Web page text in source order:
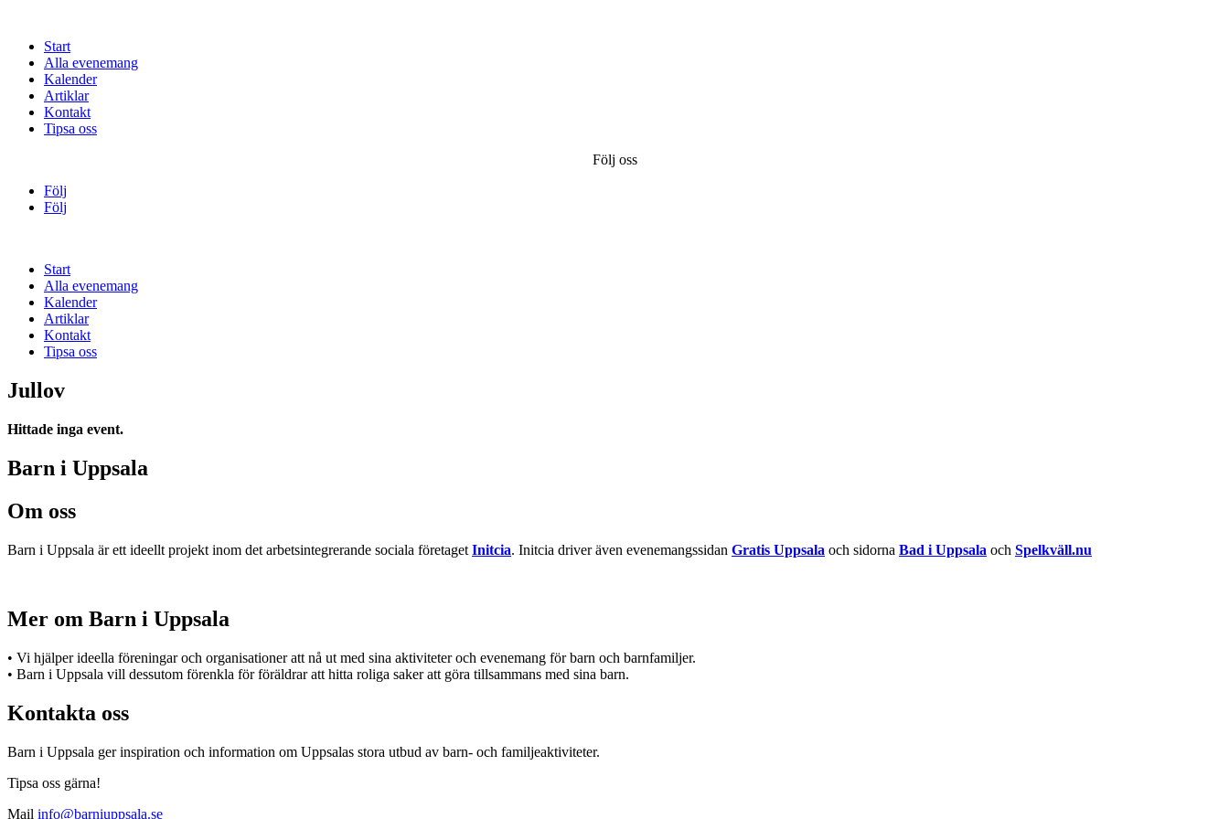
Start
Alla evenemang
Kalender
Artiklar
Kontakt
Tipsa oss
Följ oss
Följ
Följ
Start
Alla evenemang
Kalender
Artiklar
Kontakt
Tipsa oss
Jullov
Hittade inga event.
Barn i Uppsala
Om oss
Barn i Uppsala är ett ideellt projekt inom det arbetsintegrerande sociala företaget Initcia. Initcia driver även evenemangssidan Gratis Uppsala och sidorna Bad i Uppsala och Spelkväll.nu
Mer om Barn i Uppsala
• Vi hjälper ideella föreningar och organisationer att nå ut med sina aktiviteter och evenemang för barn och barnfamiljer.
• Barn i Uppsala vill dessutom förenkla för föräldrar att hitta roliga saker att göra tillsammans med sina barn.
Kontakta oss
Barn i Uppsala ger inspiration och information om Uppsalas stora utbud av barn- och familjeaktiviteter.
Tipsa oss gärna!
Mail info@barniuppsala.se